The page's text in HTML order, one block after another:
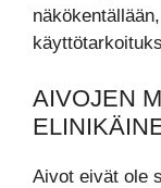
AIVOJEN
Aivot eivät ole